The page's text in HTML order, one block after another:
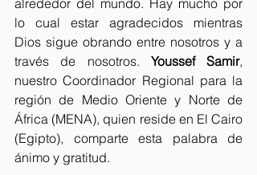
alrededor del mundo. Hay mucho por
lo cual estar agradecidos mientras
Dios sigue obrando entre nosotros y a
través de nosotros. Youssef Samir,
nuestro Coordinador Regional para la
región de Medio Oriente y Norte de
África (MENA), quien reside en El Cairo
(Egipto), comparte esta palabra de
ánimo y gratitud.